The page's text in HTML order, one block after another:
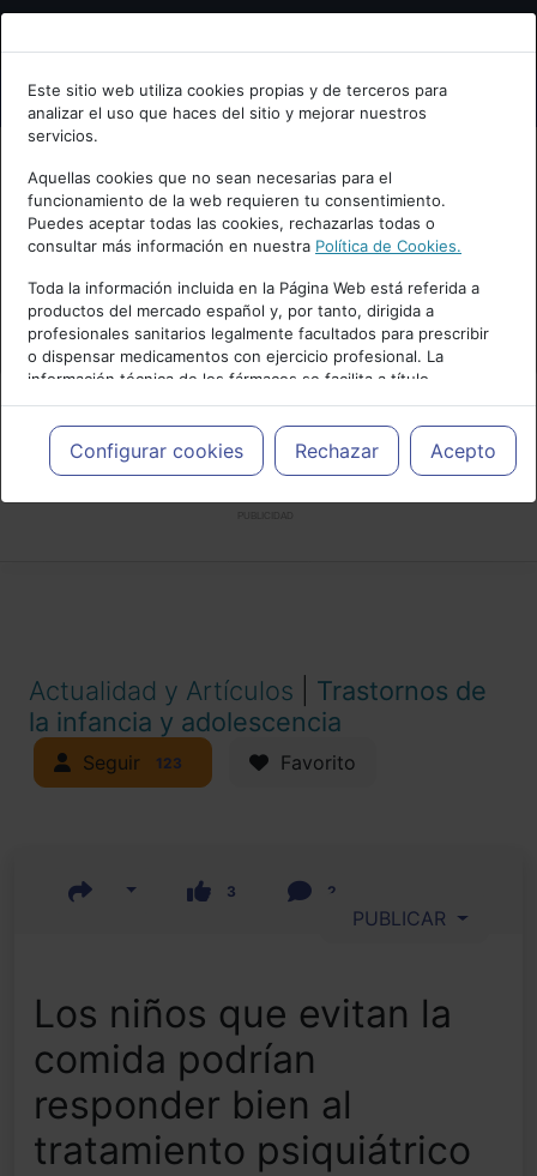
Bienvenid@ a psiquiatria.com
Escribe tu Email
Accede o regístrate con tu email.
Cancelar
Este sitio web utiliza cookies propias y de terceros para
analizar el uso que haces del sitio y mejorar nuestros
servicios.
Aquellas cookies que no sean necesarias para el
funcionamiento de la web requieren tu consentimiento.
Puedes aceptar todas las cookies, rechazarlas todas o
consultar más información en nuestra Política de Cookies.
Toda la información incluida en la Página Web está referida a
productos del mercado español y, por tanto, dirigida a
profesionales sanitarios legalmente facultados para prescribir
o dispensar medicamentos con ejercicio profesional. La
información técnica de los fármacos se facilita a título
meramente informativo, siendo responsabilidad de los
profesionales facultados prescribir medicamentos y decidir, en
cada caso concreto, el tratamiento más adecuado a las
necesidades del paciente.
Configurar cookies Rechazar Acepto
Actualidad y Artículos
Trastornos de
la infancia y adolescencia
Seguir 123 Favorito
3 2
PUBLICAR
Los niños que evitan la
comida podrían
responder bien al
tratamiento psiquiátrico